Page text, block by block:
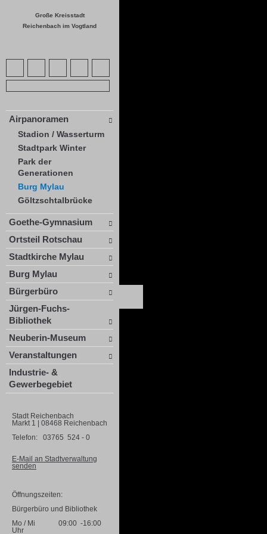
Große Kreisstadt
Reichenbach im Vogtland
Airpanoramen
Stadion / Wasserturm
Stadtpark Winter
Park der
Generationen
Burg Mylau
Göltzschtalbrücke
Goethe-Gymnasium
Ortsteil Rotschau
Stadtkirche Mylau
Burg Mylau
Bürgerbüro
Jürgen-Fuchs-
Bibliothek
Neuberin-Museum
Veranstaltungen
Industrie- &
Gewerbegebiet
Stadt Reichenbach
Markt 1 | 08468 Reichenbach
Telefon: 03765 524 - 0
E-Mail an Stadtverwaltung
senden
Öffnungszeiten:
Bürgerbüro und Bibliothek
Mo / Mi 09:00 -16:00
Uhr